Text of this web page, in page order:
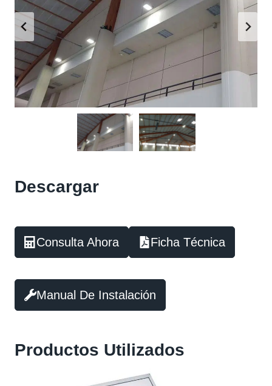
Descargar
Consulta Ahora Ficha Técnica
Manual De Instalación
Productos Utilizados